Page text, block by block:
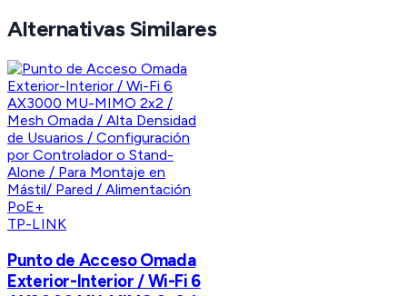
Alternativas Similares
TP-LINK
Punto de Acceso Omada
Exterior-Interior / Wi-Fi 6